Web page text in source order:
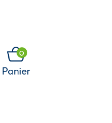
Panier
0